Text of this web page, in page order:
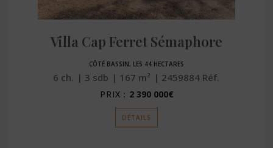
Villa Cap Ferret Sémaphore
CÔTÉ BASSIN, LES 44 HECTARES
6 ch. 3 sdb 167 m² 2459884 Réf.
PRIX : 2 390 000€
DÉTAILS